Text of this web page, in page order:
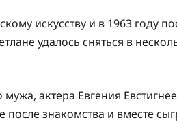
искусству и в 1963 году
удалось сняться в
актера Евгения
знакомства и вместе